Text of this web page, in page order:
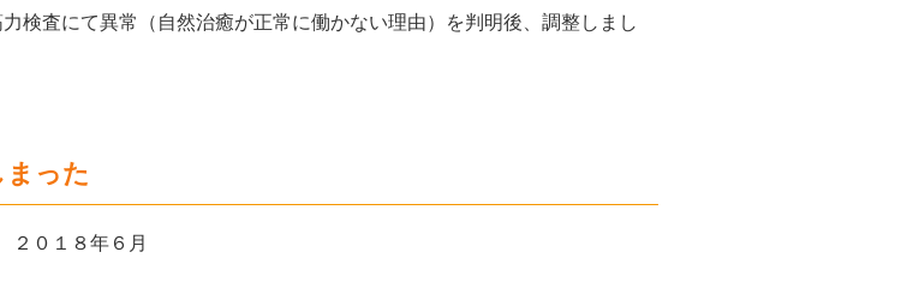
検査にて異常（自然治癒が正常に働かない理由）を判明後、調整しまし
った
２０１８年６月